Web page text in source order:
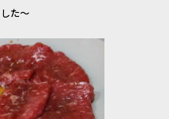
た～